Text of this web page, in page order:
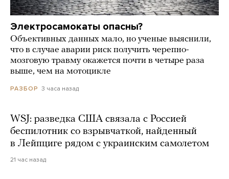
Электросамокаты опасны?
Объективных данных мало, но ученые выяснили,
что в случае аварии риск получить черепно-
мозговую травму окажется почти в четыре раза
выше, чем на мотоцикле
РАЗБОР 3 часа назад
WSJ: разведка США связала с Россией
беспилотник со взрывчаткой, найденный
в Лейпциге рядом с украинским самолетом
21 час назад